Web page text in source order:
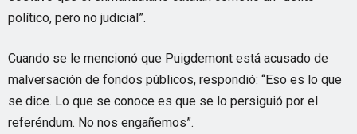
político, pero no judicial”.
Cuando se le mencionó que Puigdemont está acusado de
malversación de fondos públicos, respondió: “Eso es lo que
se dice. Lo que se conoce es que se lo persiguió por el
referéndum. No nos engañemos”.